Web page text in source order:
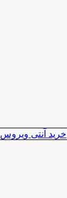
خرید آنتی ویروس